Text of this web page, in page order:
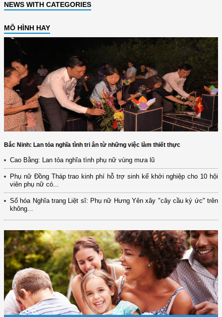
NEWS WITH CATEGORIES
MÔ HÌNH HAY
Bắc Ninh: Lan tỏa nghĩa tình tri ân từ những việc làm thiết thực
Cao Bằng: Lan tỏa nghĩa tình phụ nữ vùng mưa lũ
Phụ nữ Đồng Tháp trao kinh phí hỗ trợ sinh kế khởi nghiệp cho 10 hội
viên phụ nữ có...
Số hóa Nghĩa trang Liệt sĩ: Phụ nữ Hưng Yên xây "cây cầu ký ức" trên
không...